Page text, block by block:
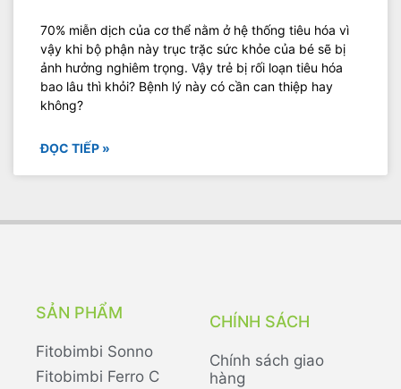
70% miễn dịch của cơ thể nằm ở hệ thống tiêu hóa vì
vậy khi bộ phận này trục trặc sức khỏe của bé sẽ bị
ảnh hưởng nghiêm trọng. Vậy trẻ bị rối loạn tiêu hóa
bao lâu thì khỏi? Bệnh lý này có cần can thiệp hay
không?
ĐỌC TIẾP »
SẢN PHẨM
Fitobimbi Sonno
Fitobimbi Ferro C
CHÍNH SÁCH
Chính sách giao
hàng